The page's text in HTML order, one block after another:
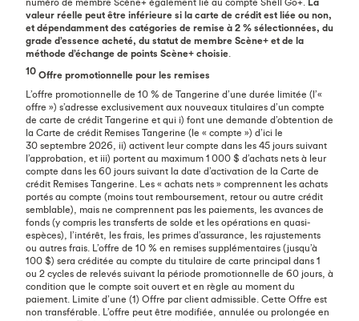
valeur réelle peut être inférieure si la carte de crédit est liée ou non,
et dépendamment des catégories de remise à 2 % sélectionnées, du
grade d’essence acheté, du statut de membre Scène+ et de la
méthode d’échange de points Scène+ choisie
10 Offre promotionnelle pour les remises
L’offre promotionnelle de 10 % de Tangerine d’une durée limitée (l’«
offre ») s’adresse exclusivement aux nouveaux titulaires d’un compte
de carte de crédit Tangerine et qui i) font une demande d’obtention de
la Carte de crédit Remises Tangerine (le « compte ») d’ici le
30 septembre 2026, ii) activent leur compte dans les 45 jours suivant
l’approbation, et iii) portent au maximum 1 000 $ d’achats nets à leur
compte dans les 60 jours suivant la date d’activation de la Carte de
crédit Remises Tangerine. Les « achats nets » comprennent les achats
portés au compte (moins tout remboursement, retour ou autre crédit
semblable), mais ne comprennent pas les paiements, les avances de
fonds (y compris les transferts de solde et les opérations en quasi-
espèces), l’intérêt, les frais, les primes d’assurance, les rajustements
ou autres frais. L’offre de 10 % en remises supplémentaires (jusqu’à
100 $) sera créditée au compte du titulaire de carte principal dans 1
ou 2 cycles de relevés suivant la période promotionnelle de 60 jours, à
condition que le compte soit ouvert et en règle au moment du
paiement. Limite d’une (1) Offre par client admissible. Cette Offre est
non transférable. L’offre peut être modifiée, annulée ou prolongée en